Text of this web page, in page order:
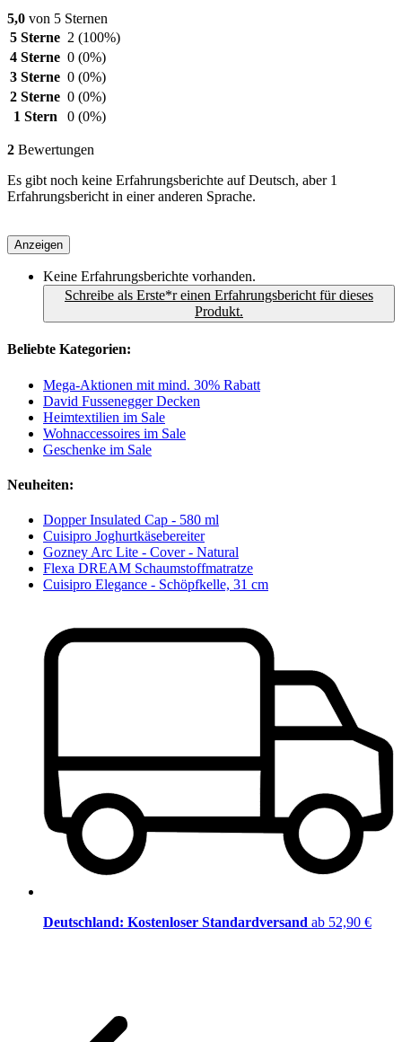
5,0 von 5 Sternen
5 Sterne 2 (100%)
4 Sterne 0 (0%)
3 Sterne 0 (0%)
2 Sterne 0 (0%)
1 Stern
0 (0%)
2 Bewertungen
Es gibt noch keine Erfahrungsberichte auf Deutsch, aber 1
Erfahrungsbericht in einer anderen Sprache.
Anzeigen
Keine Erfahrungsberichte vorhanden.
Schreibe als Erste*r einen Erfahrungsbericht für dieses
Produkt.
Beliebte Kategorien:
Mega-Aktionen mit mind. 30% Rabatt
David Fussenegger Decken
Heimtextilien im Sale
Wohnaccessoires im Sale
Geschenke im Sale
Neuheiten:
Dopper Insulated Cap - 580 ml
Cuisipro Joghurtkäsebereiter
Gozney Arc Lite - Cover - Natural
Flexa DREAM Schaumstoffmatratze
Cuisipro Elegance - Schöpfkelle, 31 cm
Deutschland: Kostenloser Standardversand ab 52,90 €